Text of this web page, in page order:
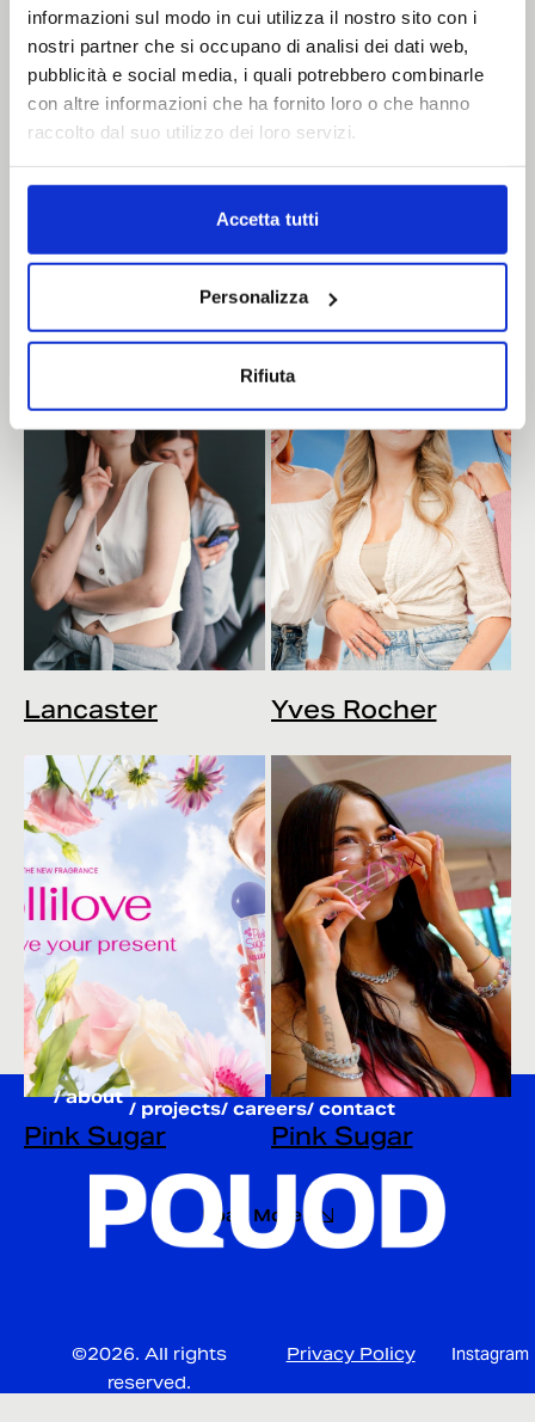
informazioni sul modo in cui utilizza il nostro sito con i
nostri partner che si occupano di analisi dei dati web,
pubblicità e social media, i quali potrebbero combinarle
con altre informazioni che ha fornito loro o che hanno
raccolto dal suo utilizzo dei loro servizi.
Accetta tutti
Personalizza
Rifiuta
Calvin Klein
Lancaster Yves Rocher
Pink Sugar Pink Sugar
Load More
/ about
/ projects/ careers/ contact
©2026. All rights
reserved.
Privacy Policy Instagram